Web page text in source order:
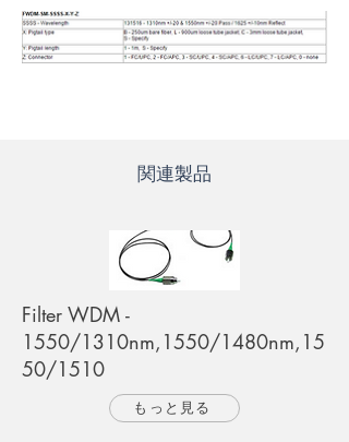
関連製品
Filter WDM -
1550/1310nm,1550/1480nm,15
50/1510
もっと見る